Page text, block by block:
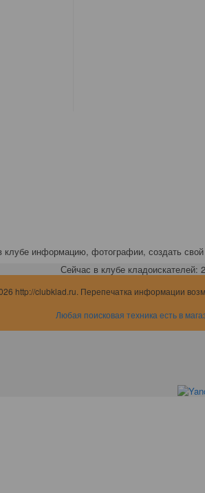
клубе информацию, фотографии, создать свой
Сейчас в клубе кладоискателей:
http://clubklad.ru. Перепечатка информации
Любая поисковая техника есть в